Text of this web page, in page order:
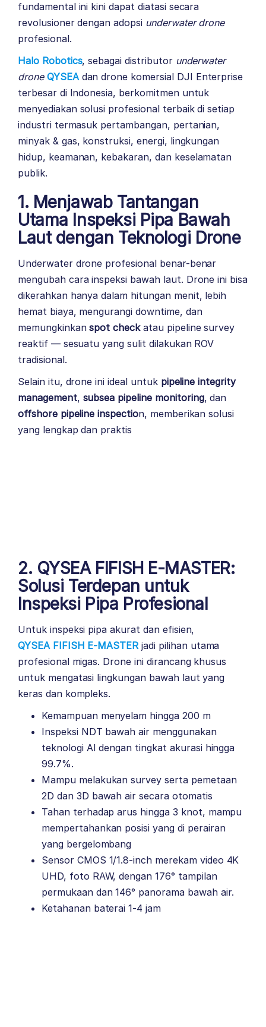
fundamental ini kini dapat diatasi secara
revolusioner dengan adopsi underwater drone
profesional.
Halo Robotics, sebagai distributor underwater
drone QYSEAdan drone komersial DJI Enterprise
terbesar di Indonesia, berkomitmen untuk
menyediakan solusi profesional terbaik di setiap
industri termasuk pertambangan, pertanian,
minyak & gas, konstruksi, energi, lingkungan
hidup, keamanan, kebakaran, dan keselamatan
publik.
1. Menjawab Tantangan
Utama Inspeksi Pipa Bawah
Laut dengan Teknologi Drone
Underwater drone profesional benar-benar
mengubah cara inspeksi bawah laut. Drone ini bisa
dikerahkan hanya dalam hitungan menit, lebih
hemat biaya, mengurangi downtime, dan
memungkinkanspot checkatau pipeline survey
reaktif — sesuatu yang sulit dilakukan ROV
tradisional.
Selain itu, drone ini ideal untuk pipeline integrity
management, subsea pipeline monitoring, dan
offshore pipeline inspection, memberikan solusi
yang lengkap dan praktis
2. QYSEA FIFISH E-MASTER:
Solusi Terdepan untuk
Inspeksi Pipa Profesional
Untuk inspeksi pipa akurat dan efisien,
QYSEA FIFISH E-MASTER jadi pilihan utama
profesional migas. Drone ini dirancang khusus
untuk mengatasi lingkungan bawah laut yang
keras dan kompleks.
Kemampuan menyelam hingga 200 m
Inspeksi NDT bawah air menggunakan
teknologi AI dengan tingkat akurasi hingga
99.7%.
Mampu melakukan survey serta pemetaan
2D dan 3D bawah air secara otomatis
Tahan terhadap arus hingga 3 knot, mampu
mempertahankan posisi yang di perairan
yang bergelombang
Sensor CMOS 1/1.8-inch merekam video 4K
UHD, foto RAW, dengan 176° tampilan
permukaan dan 146° panorama bawah air.
Ketahanan baterai 1-4 jam